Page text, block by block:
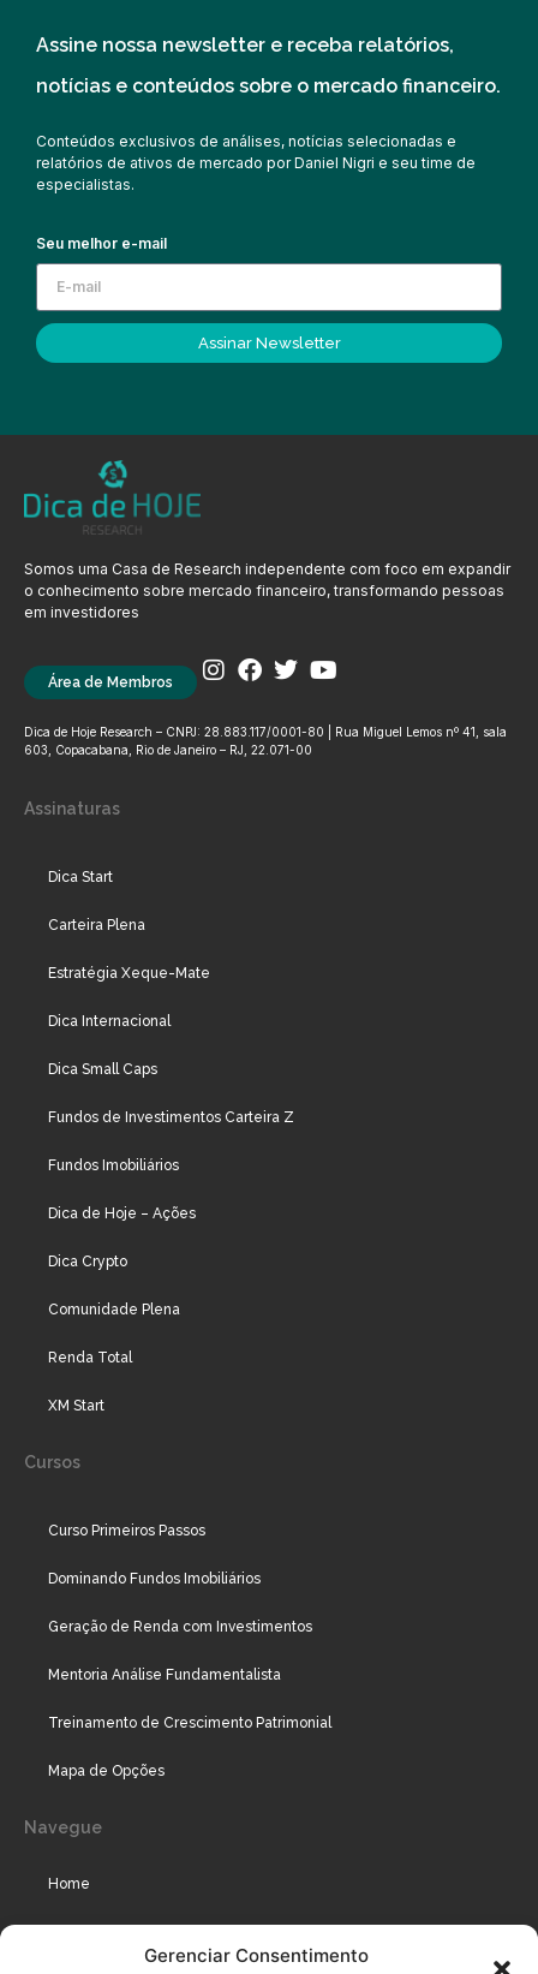
Gerenciar Consentimento
Assine nossa newsletter e receba relatórios,
notícias e conteúdos sobre o mercado financeiro.
Conteúdos exclusivos de análises, notícias selecionadas e
relatórios de ativos de mercado por Daniel Nigri e seu time de
especialistas.
Seu melhor e-mail
Assinar Newsletter
Somos uma Casa de Research independente com foco em expandir
o conhecimento sobre mercado financeiro, transformando pessoas
em investidores
Área de Membros
Dica de Hoje Research – CNPJ: 28.883.117/0001-80 | Rua Miguel Lemos nº 41, sala
603, Copacabana, Rio de Janeiro – RJ, 22.071-00
Assinaturas
Dica Start
Carteira Plena
Estratégia Xeque-Mate
Dica Internacional
Dica Small Caps
Fundos de Investimentos Carteira Z
Fundos Imobiliários
Dica de Hoje – Ações
Dica Crypto
Comunidade Plena
Renda Total
XM Start
Cursos
Curso Primeiros Passos
Dominando Fundos Imobiliários
Geração de Renda com Investimentos
Mentoria Análise Fundamentalista
Treinamento de Crescimento Patrimonial
Mapa de Opções
Navegue
Home